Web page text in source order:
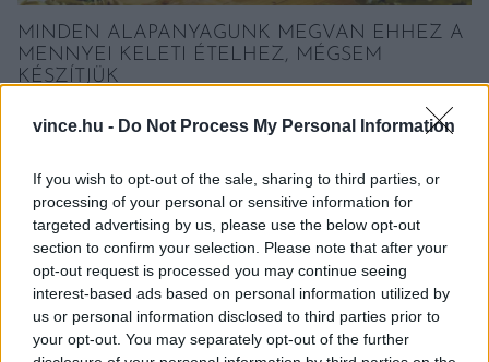
vince.hu - Do Not Process My Personal Information
If you wish to opt-out of the sale, sharing to third parties, or
processing of your personal or sensitive information for
targeted advertising by us, please use the below opt-out
section to confirm your selection. Please note that after your
opt-out request is processed you may continue seeing
interest-based ads based on personal information utilized by
us or personal information disclosed to third parties prior to
your opt-out. You may separately opt-out of the further
MINDEN ALAPANYAGUNK MEGVAN EHHEZ A
MENNYEI KELETI ÉTELHEZ, MÉGSEM
KÉSZÍTJÜK
ismerjük, pedig nagyon egészséges étel.
BŐVEBBEN